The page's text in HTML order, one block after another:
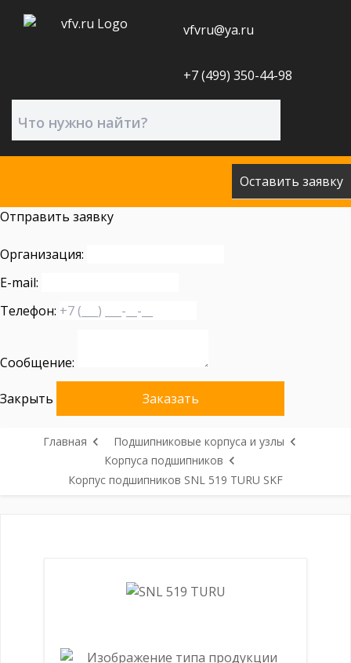
vfvru@ya.ru
+7 (499) 350-44-98
Оставить заявку
Отправить заявку
Организация:
E-mail:
Телефон:
Сообщение:
Закрыть Заказать
Главная
Подшипниковые корпуса и узлы
Корпуса подшипников
Корпус подшипников SNL 519 TURU SKF